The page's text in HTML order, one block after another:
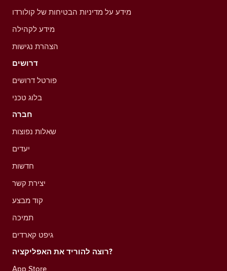
מידע על מדיניות הבטיחות של קולורדו
מידע לקהילה
הצהרת נגישות
דרושים
פורטל דרושים
בלוג טכני
חברה
שאלות נפוצות
יעדים
חדשות
יצירת קשר
קוד מבצע
תמיכה
גיפט קארדים
רוצה להוריד את האפליקציה?
App Store